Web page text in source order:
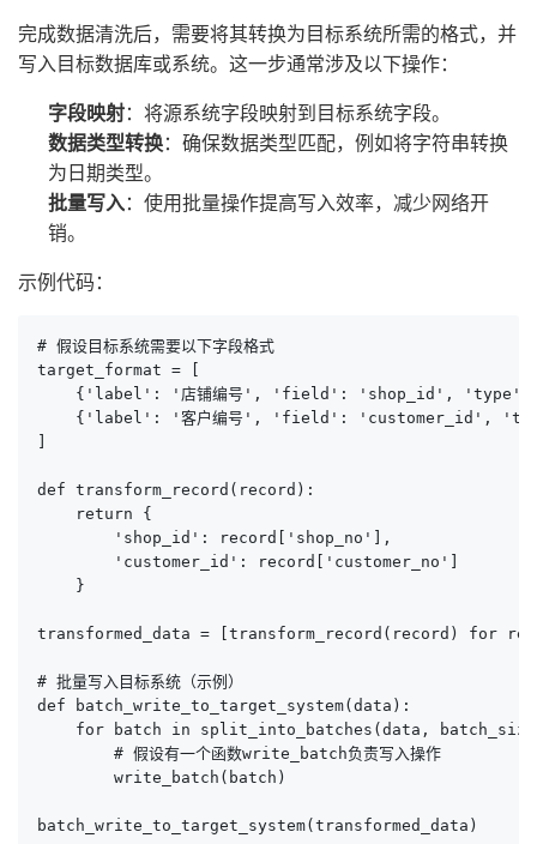
完成数据清洗后，需要将其转换为目标系统所需的格式，并
写入目标数据库或系统。这一步通常涉及以下操作：
字段映射：将源系统字段映射到目标系统字段。
数据类型转换：确保数据类型匹配，例如将字符串转换
为日期类型。
批量写入：使用批量操作提高写入效率，减少网络开
销。
示例代码：
# 假设目标系统需要以下字段格式
target_format = [
{'label': '店铺编号', 'field': 'shop_id',
{'label': '客户编号', 'field': 'customer_id',
def transform_record(record):
    return {
        'shop_id': record['shop_no'],
        'customer_id': record['customer_no']
    }
transformed_data = [transform_record(record) for
# 批量写入目标系统（示例）
def batch_write_to_target_system(data):
for batch in split_into_batches(data,
        # 假设有一个函数write_batch负责写入操作
        write_batch(batch)
batch_write_to_target_system(transformed_data)